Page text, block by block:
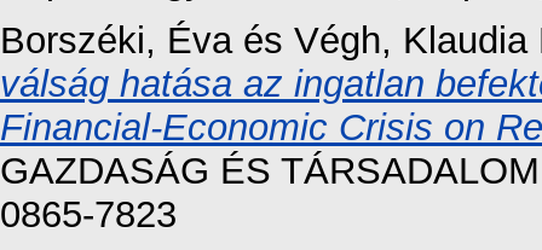
Borszéki, Évaés Végh, Klaudia
válság hatása az ingatlan
Financial-Economic Crisis on
GAZDASÁG ÉS
0865-7823